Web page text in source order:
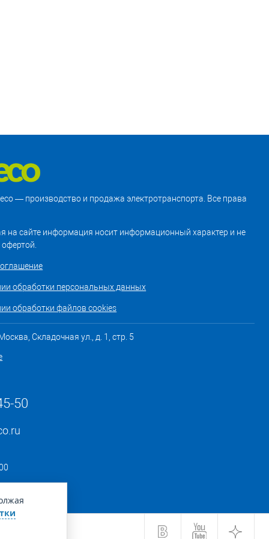
— производство и продажа электротранспорта. Все права
на сайте информация носит информационный характер и не
обработки персональных данных
обработки файлов cookies
Складочная ул., д. 1, стр. 5
50